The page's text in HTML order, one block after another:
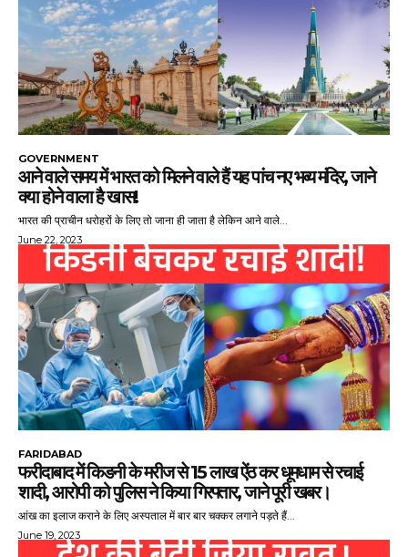
GOVERNMENT
आने वाले समय में भारत को मिलने वाले हैं यह पांच नए भव्य मंदिर, जाने
क्या होने वाला है खास!
भारत की प्राचीन धरोहरों के लिए तो जाना ही जाता है लेकिन आने वाले...
June 22, 2023
FARIDABAD
फरीदाबाद में किडनी के मरीज से 15 लाख ऐंठ कर धूमधाम से रचाई
शादी, आरोपी को पुलिस ने किया गिरफ्तार, जाने पूरी खबर।
आंख का इलाज कराने के लिए अस्पताल में बार बार चक्कर लगाने पड़ते हैं...
June 19, 2023